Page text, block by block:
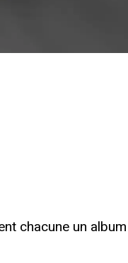
chacune un